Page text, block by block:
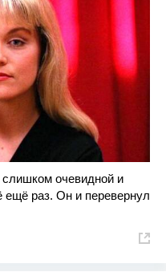
слишком очевидной и
ещё раз. Он и перевернул